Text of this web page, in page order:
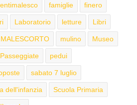
famiglie finero
Laboratorio letture Libri
MALESCORTO mulino Museo
Passeggiate pedui
sabato 7 luglio
dell'infanzia Scuola Primaria